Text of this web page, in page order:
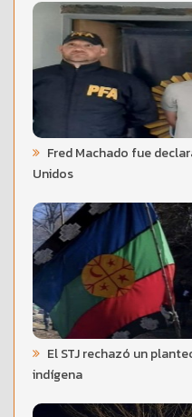
Fred Machado fue
Unidos
El STJ rechazó un
indígena